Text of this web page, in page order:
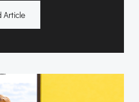
Article